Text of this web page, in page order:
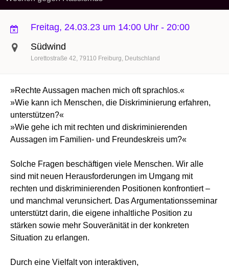
Freitag, 24.03.23 um 14:00 Uhr - 20:00
Südwind
Lorettostraße 42 79110 Freiburg Deutschland
»Rechte Aussagen machen mich oft sprachlos.«
»Wie kann ich Menschen, die Diskriminierung erfahren,
unterstützen?«
»Wie gehe ich mit rechten und diskriminierenden
Aussagen im Familien- und Freundeskreis um?«
Solche Fragen beschäftigen viele Menschen. Wir alle
sind mit neuen Herausforderungen im Umgang mit
rechten und diskriminierenden Positionen konfrontiert –
und manchmal verunsichert. Das Argumentationsseminar
unterstützt darin, die eigene inhaltliche Position zu
stärken sowie mehr Souveränität in der konkreten
Situation zu erlangen.
Durch eine Vielfaltvon interaktiven,